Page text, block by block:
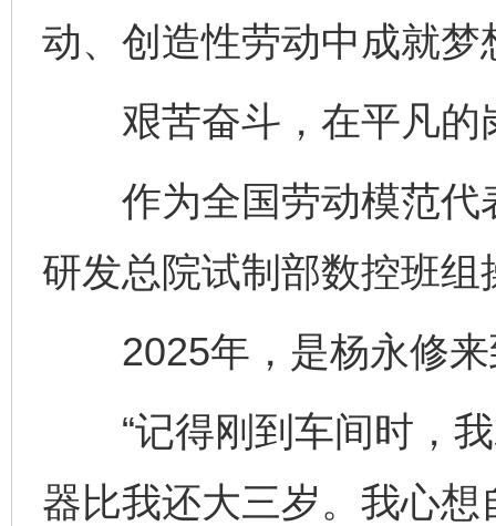
动、创造性劳动中成就梦
艰苦奋斗，在平凡的
作为全国劳动模范代
研发总院试制部数控班
2025年，是杨永修来
“记得刚到车间时，我
器比我还大三岁。我心